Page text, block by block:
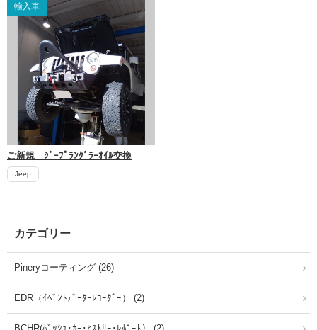
輸入車
ご新規 ｼﾞｰﾌﾟﾗﾝｸﾞﾗｰｵｲﾙ交換
Jeep
カテゴリー
Pineryコーティング (26)
EDR（ｲﾍﾞﾝﾄﾃﾞｰﾀｰﾚｺｰﾀﾞｰ） (2)